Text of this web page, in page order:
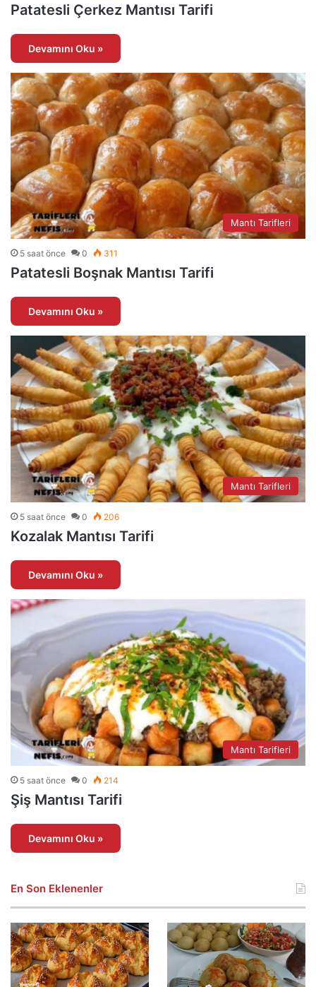
Patatesli Çerkez Mantısı Tarifi
Devamını Oku »
Mantı Tarifleri
5 saat önce 0 311
Patatesli Boşnak Mantısı Tarifi
Devamını Oku »
Mantı Tarifleri
5 saat önce 0 206
Kozalak Mantısı Tarifi
Devamını Oku »
Mantı Tarifleri
5 saat önce 0 214
Şiş Mantısı Tarifi
Devamını Oku »
En Son Eklenenler